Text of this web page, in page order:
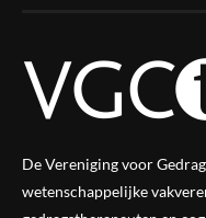
De Vereniging voor
wetenschappelijke vak